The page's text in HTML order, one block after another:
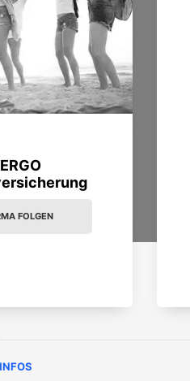
ERGO
FOLGEN
INFOS